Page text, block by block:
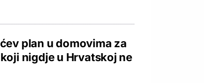
plan u domovima za
nigdje u Hrvatskoj ne